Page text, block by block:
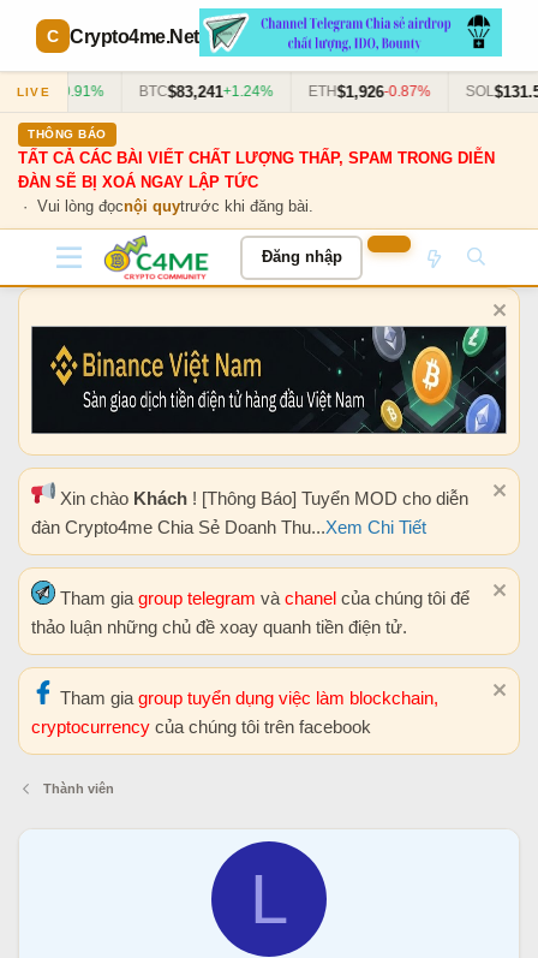
Crypto4me.Net
LIVE+0.91% BTC$83,241+1.24% ETH$1,926-0.87% SOL
THÔNG BÁO
TẤT CẢ CÁC BÀI VIẾT CHẤT LƯỢNG THẤP, SPAM TRONG DIỄN
ĐÀN SẼ BỊ XOÁ NGAY LẬP TỨC
· Vui lòng đọcnội quytrước khi đăng bài.
Đăng nhập
Xin chào Khách ! [Thông Báo] Tuyển MOD cho diễn
đàn Crypto4me Chia Sẻ Doanh Thu...Xem Chi Tiết
Tham gia group telegram và chanel của chúng tôi để
thảo luận những chủ đề xoay quanh tiền điện tử.
Tham gia group tuyển dụng việc làm blockchain,
cryptocurrency của chúng tôi trên facebook
Thành viên
L